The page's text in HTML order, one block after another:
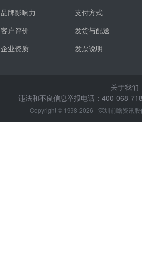
品牌影响力
客户评价
企业资质
支付方式
发货与配送
发票说明
关于我们
违法和不良信息举报电话：400-068-
Copyright © 1998-2026 深圳前瞻资讯股